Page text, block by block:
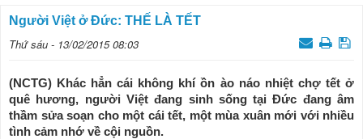
Người Việt ở Đức: THẾ LÀ TẾT
Thứ sáu - 13/02/2015 08:03
(NCTG) Khác hẳn cái không khí ồn ào náo nhiệt chợ tết ở
quê hương, người Việt đang sinh sống tại Đức đang âm
thầm sửa soạn cho một cái tết, một mùa xuân mới với nhiều
tình cảm nhớ về cội nguồn.